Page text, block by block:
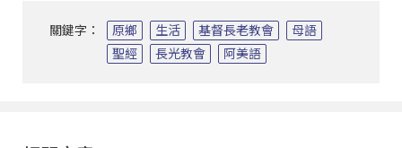
關鍵字： 原鄉 生活 基督長老教會
母語
聖經
長光教會 阿美語